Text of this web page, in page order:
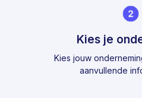
Kies je
Kies jouw
aanvullende